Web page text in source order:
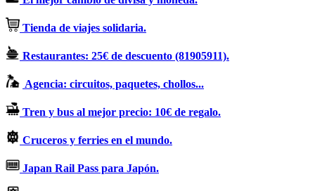
Tienda de viajes solidaria.
Restaurantes: 25€ de descuento (81905911).
Agencia: circuitos, paquetes, chollos...
Tren y bus al mejor precio: 10€ de regalo.
Cruceros y ferries en el mundo.
Japan Rail Pass para Japón.